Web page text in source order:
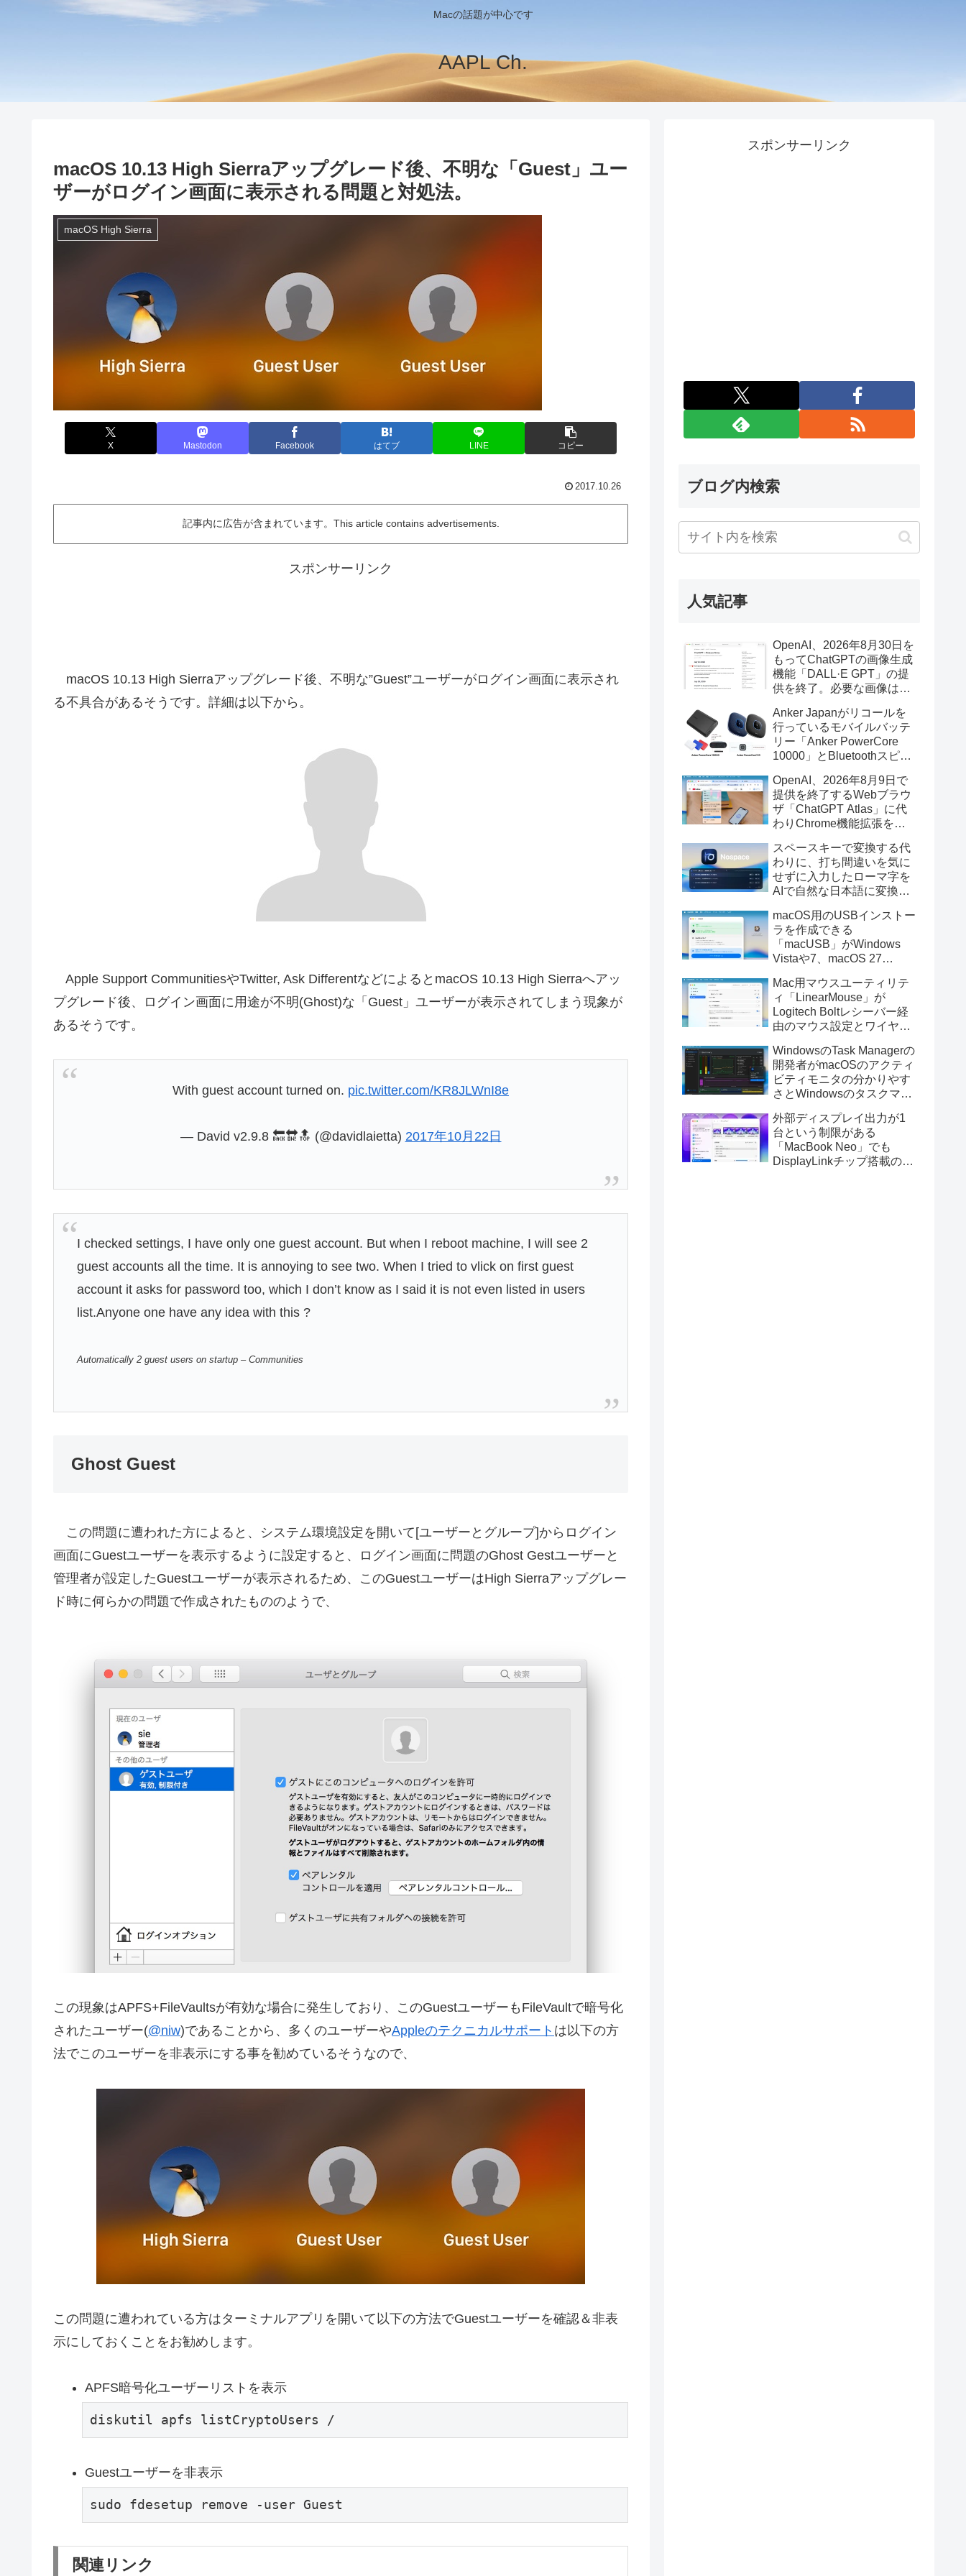
Macの話題が中心です
AAPL Ch.
macOS 10.13 High Sierraアップグレード後、不明な「Guest」ユー
ザーがログイン画面に表示される問題と対処法。
macOS High Sierra
X Mastodon Facebook はてブ LINE コピー
2017.10.26
記事内に広告が含まれています。This article contains advertisements.
スポンサーリンク
macOS 10.13 High Sierraアップグレード後、不明な”Guest”ユーザーがログイン画面に表示され
る不具合があるそうです。詳細は以下から。
Apple Support CommunitiesやTwitter, Ask DifferentなどによるとmacOS 10.13 High Sierraへアッ
プグレード後、ログイン画面に用途が不明(Ghost)な「Guest」ユーザーが表示されてしまう現象が
あるそうです。
With guest account turned on. pic.twitter.com/KR8JLWnI8e
— David v2.9.8 🔙🔛🔝 (@davidlaietta) 2017年10月22日
I checked settings, I have only one guest account. But when I reboot machine, I will see 2
guest accounts all the time. It is annoying to see two. When I tried to vlick on first guest
account it asks for password too, which I don’t know as I said it is not even listed in users
list.Anyone one have any idea with this ?
Automatically 2 guest users on startup – Communities
Ghost Guest
この問題に遭われた方によると、システム環境設定を開いて[ユーザーとグループ]からログイン
画面にGuestユーザーを表示するように設定すると、ログイン画面に問題のGhost Gestユーザーと
管理者が設定したGuestユーザーが表示されるため、このGuestユーザーはHigh Sierraアップグレー
ド時に何らかの問題で作成されたもののようで、
この現象はAPFS+FileVaultsが有効な場合に発生しており、このGuestユーザーもFileVaultで暗号化
されたユーザー(@niw)であることから、多くのユーザーやAppleのテクニカルサポート は以下の方
法でこのユーザーを非表示にする事を勧めているそうなので、
この問題に遭われている方はターミナルアプリを開いて以下の方法でGuestユーザーを確認＆非表
示にしておくことをお勧めします。
APFS暗号化ユーザーリストを表示
diskutil apfs listCryptoUsers /
Guestユーザーを非表示
sudo fdesetup remove -user Guest
関連リンク
スポンサーリンク
ブログ内検索
人気記事
OpenAI、2026年8月30日を
もってChatGPTの画像生成
機能「DALL·E GPT」の提
供を終了。必要な画像は期
Anker Japanがリコールを
行っているモバイルバッテ
リー「Anker PowerCore
10000」とBluetoothスピー
辺を焼損する火災が6月に3
件発生していたそうなので
注意を。
OpenAI、2026年8月9日で
提供を終了するWebブラウ
ザ「ChatGPT Atlas」に代
わりChrome機能拡張をア
画の質問やAsk ChatGPT機
能を追加。
スペースキーで変換する代
わりに、打ち間違いを気に
せずに入力したローマ字を
AIで自然な日本語に変換し
力アプリ「Nospace」がリ
リース。
macOS用のUSBインストー
ラを作成できる
「macUSB」がWindows
Vistaや7、macOS 27
トーラの作成に対応。
Mac用マウスユーティリテ
ィ「LinearMouse」が
Logitech Boltレシーバー経
由のマウス設定とワイヤレ
ックボールに対応。
WindowsのTask Managerの
開発者がmacOSのアクティ
ビティモニタの分かりやす
さとWindowsのタスクマネ
Mac用システムモニタアプ
リ「Task Manager TMOG」
のBeta版を公開。
外部ディスプレイ出力が1
台という制限がある
「MacBook Neo」でも
DisplayLinkチップ搭載の